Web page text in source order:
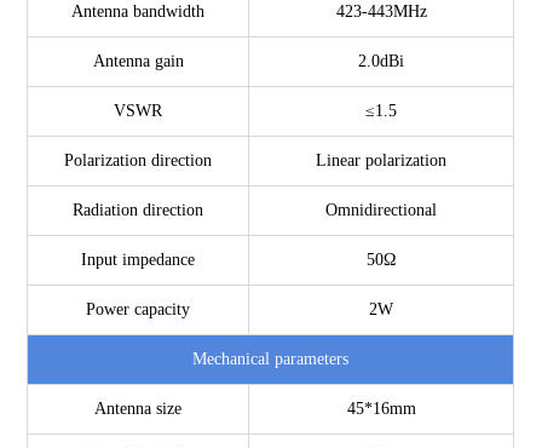
Antenna bandwidth 423-443MHz
Antenna gain 2.0dBi
VSWR ≤1.5
Polarization direction Linear polarization
Radiation direction Omnidirectional
Input impedance 50Ω
Power capacity 2W
Mechanical parameters
Antenna size 45*16mm